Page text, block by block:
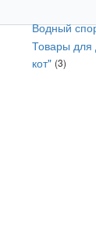
Водный
Товары
кот" (3)